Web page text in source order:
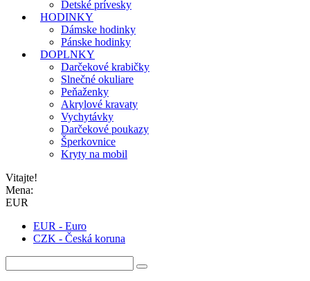
Detské prívesky
HODINKY
Dámske hodinky
Pánske hodinky
DOPLNKY
Darčekové krabičky
Slnečné okuliare
Peňaženky
Akrylové kravaty
Vychytávky
Darčekové poukazy
Šperkovnice
Kryty na mobil
Vitajte!
Mena:
EUR
EUR - Euro
CZK - Česká koruna